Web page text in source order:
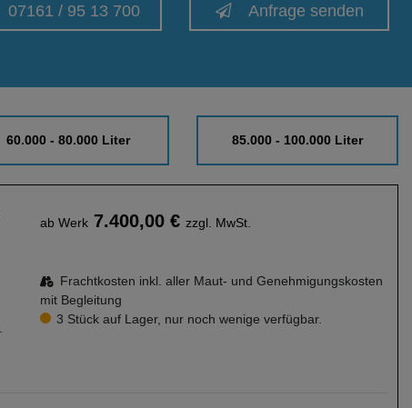
07161 / 95 13 700 Anfrage senden
60.000 - 80.000 Liter 85.000 - 100.000 Liter
ab Werk7.400,00 € zzgl. MwSt.
Frachtkosten inkl. aller Maut- und Genehmigungskosten
mit Begleitung
3 Stück auf Lager, nur noch wenige verfügbar.